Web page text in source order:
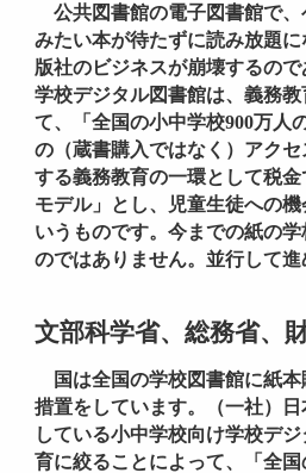
公共図書館の電子図書館で、
みたい本が待たずに読み放題
版社のビジネスが崩壊するの
学校デジタル図書館は、義務
て、「全国の小中学校900万人
の（蔵書購入ではなく）アク
する義務教育の一環として税
モデル」とし、児童生徒への
いうものです。今までの紙の
のではありません。並行して
文部科学省、総務省、
国は全国の学校図書館に紙本
措置をしています。（一社）
している小中学校向け学校デ
育に絞ることによって、「全